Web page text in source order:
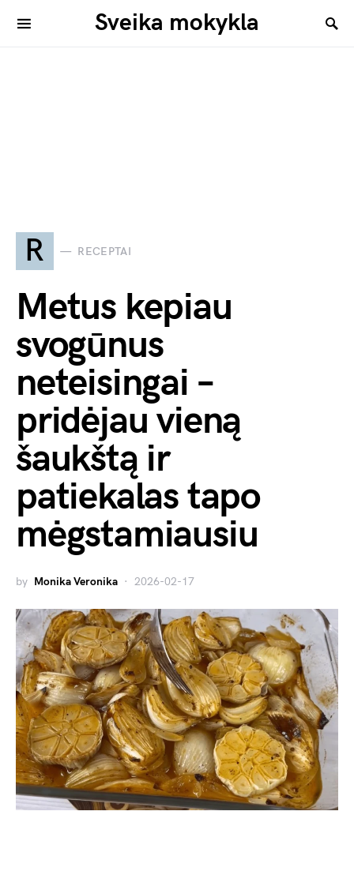
Sveika mokykla
R RECEPTAI
Metus kepiau
svogūnus
neteisingai –
pridėjau vieną
šaukštą ir
patiekalas tapo
mėgstamiausiu
by Monika Veronika 2026-02-17